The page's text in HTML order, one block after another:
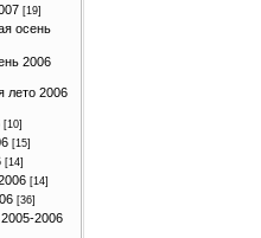
[19]
осень
2006
лето 2006
[10]
[15]
[14]
[14]
[36]
2006